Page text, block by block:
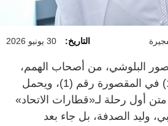
التاريخ: 30 يونيو 2026
البلوشي، من أصحاب الهمم،
ليشغل المقعد رقم (1) في المقصورة رقم (1)، ويحمل
(1) على متن أول رحلة لـ«قطارات الاتحاد»
وليد الصدفة، بل جاء بعد